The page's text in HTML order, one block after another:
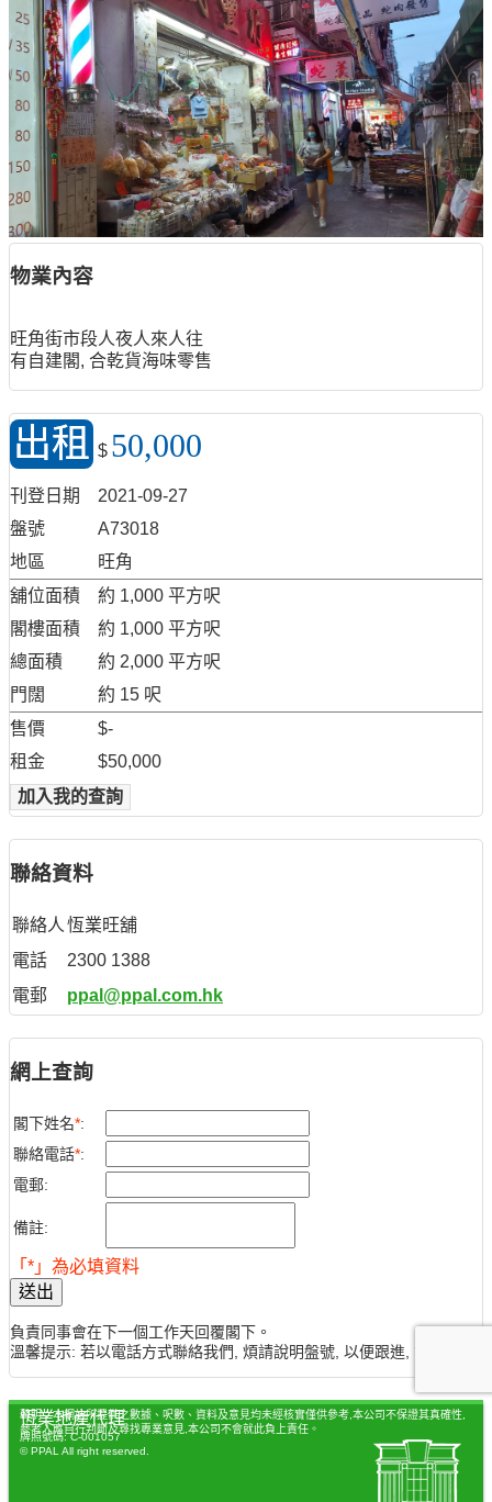
物業內容
旺角街市段人夜人來人往
有自建閣, 合乾貨海味零售
出租 $ 50,000
刊登日期
2021-09-27
盤號
A73018
地區
旺角
舖位面積
約 1,000 平方呎
閣樓面積
約 1,000 平方呎
總面積
約 2,000 平方呎
門闊
約 15 呎
售價
$-
租金
$50,000
加入我的查詢
聯絡資料
聯絡人恆業旺舖
電話
2300 1388
電郵
ppal@ppal.com.hk
網上查詢
閣下姓名*:
聯絡電話*:
電郵:
備註:
「*」為必填資料
送出
負責同事會在下一個工作天回覆閣下。
溫馨提示: 若以電話方式聯絡我們, 煩請說明盤號, 以便跟進, 謝謝。
聲明：本網站所提供之數據、呎數、資料及意見均未經核實僅供參考,本公司不保證其真確性,
參考人應自行判斷及尋找專業意見,本公司不會就此負上責任。
恆業地產代理
牌照號碼: C-001057
© PPAL All right reserved.